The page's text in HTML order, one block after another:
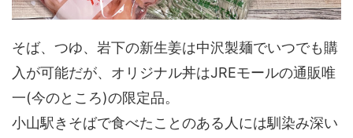
そば、つゆ、岩下の新生姜は中沢製麺でいつでも購
入が可能だが、オリジナル丼はJREモールの通販唯
一(今のところ)の限定品。
小山駅きそばで食べたことのある人には馴染み深い